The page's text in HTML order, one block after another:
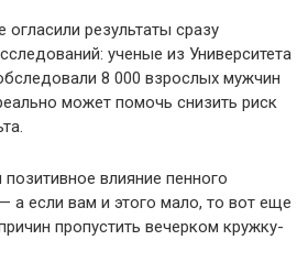
огласили результаты сразу
ученые из Университета
8 000 взрослых мужчин
может помочь снизить риск
влияние пенного
а если вам и этого мало, то вот еще
пропустить вечерком кружку-